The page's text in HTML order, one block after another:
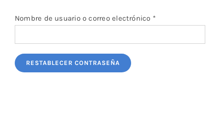
Outlet
Blog
Nombre de usuario o correo electrónico *Obligatorio
RESTABLECER CONTRASEÑA